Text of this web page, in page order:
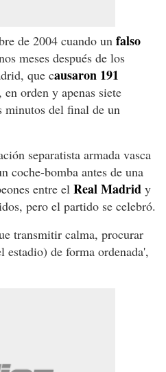
de 2004 cuando un falso
meses después de los
que causaron 191
orden y apenas siete
minutos del final de un
separatista armada vasca
coche-bomba antes de una
entre el Real Madrid y
pero el partido se celebró.
transmitir calma, procurar
estadio) de forma ordenada',